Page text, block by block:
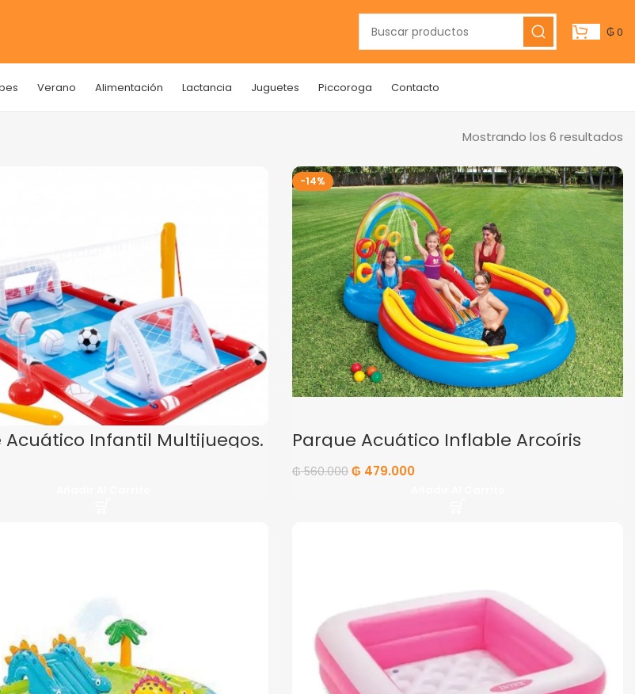
₲0
Verano Alimentación Lactancia Juguetes Piccoroga Contacto
Mostrando los 6 resultados
Acuático Infantil Multijuegos.
-14%
Parque Acuático Inflable Arcoíris
Intex
₲560.000 ₲ 479.000